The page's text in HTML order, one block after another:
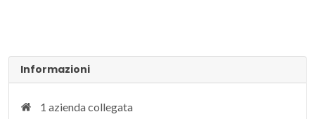
Informazioni
1 azienda collegata